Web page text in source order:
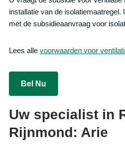
installatie van de isolatiemaatregel.
met de subsidieaanvraag voor
Lees allevoorwaarden voor
Bel Nu
Uw specialist in
Rijnmond: Arie